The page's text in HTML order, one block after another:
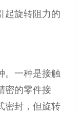
旋转阻力的
。一种是接触
密的零件接
密封，但旋转